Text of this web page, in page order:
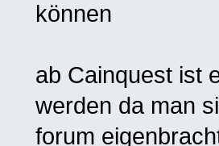
können
ab Cainquest ist
werden da man
forum